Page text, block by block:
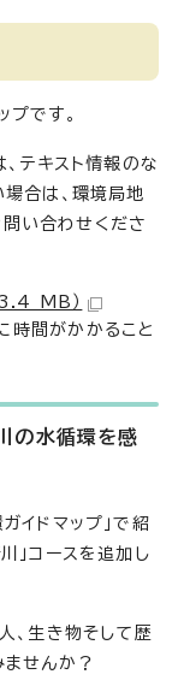
です。
、テキスト情報のな
合は、環境局地
い合わせくださ
MB）
時間がかかること
の水循環を感
イドマップ」で紹
」コースを追加し
、生き物そして歴
ませんか？